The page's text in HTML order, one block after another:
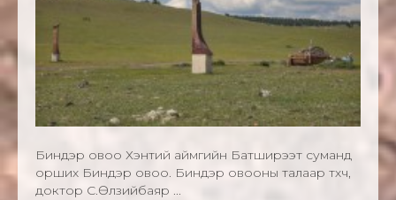
Биндэр овоо Хэнтий аймгийн Батширээт суманд
орших Биндэр овоо. Биндэр овооны талаар түүхч,
доктор С.Өлзийбаяр ...